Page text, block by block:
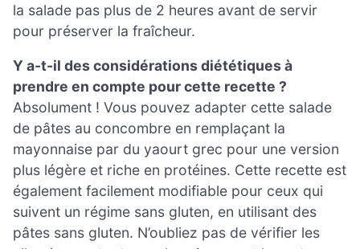
la salade pas plus de 2 heures avant de servir
pour préserver la fraîcheur.
Y a-t-il des considérations diététiques à
prendre en compte pour cette recette ?
Absolument ! Vous pouvez adapter cette salade
de pâtes au concombre en remplaçant la
mayonnaise par du yaourt grec pour une version
plus légère et riche en protéines. Cette recette est
également facilement modifiable pour ceux qui
suivent un régime sans gluten, en utilisant des
pâtes sans gluten. N’oubliez pas de vérifier les